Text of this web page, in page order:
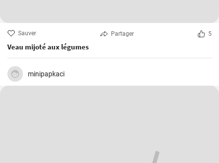
Sauver Partager 5
Veau mijoté aux légumes
minipapkaci